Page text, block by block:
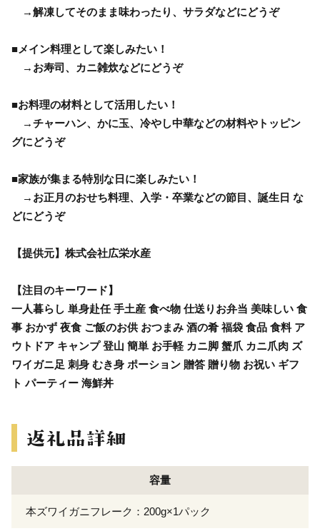
→解凍してそのまま味わったり、サラダなどにどうぞ
■メイン料理として楽しみたい！
→お寿司、カニ雑炊などにどうぞ
■お料理の材料として活用したい！
→チャーハン、かに玉、冷やし中華などの材料やトッピン
グにどうぞ
■家族が集まる特別な日に楽しみたい！
→お正月のおせち料理、入学・卒業などの節目、誕生日 な
どにどうぞ
【提供元】株式会社広栄水産
【注目のキーワード】
一人暮らし 単身赴任 手土産 食べ物 仕送りお弁当 美味しい 食
事 おかず 夜食 ご飯のお供 おつまみ 酒の肴 福袋 食品 食料 ア
ウトドア キャンプ 登山 簡単 お手軽 カニ脚 蟹爪 カニ爪肉 ズ
ワイガニ足 刺身 むき身 ポーション 贈答 贈り物 お祝い ギフ
ト パーティー 海鮮丼
容量
本ズワイガニフレーク：200g×1パック